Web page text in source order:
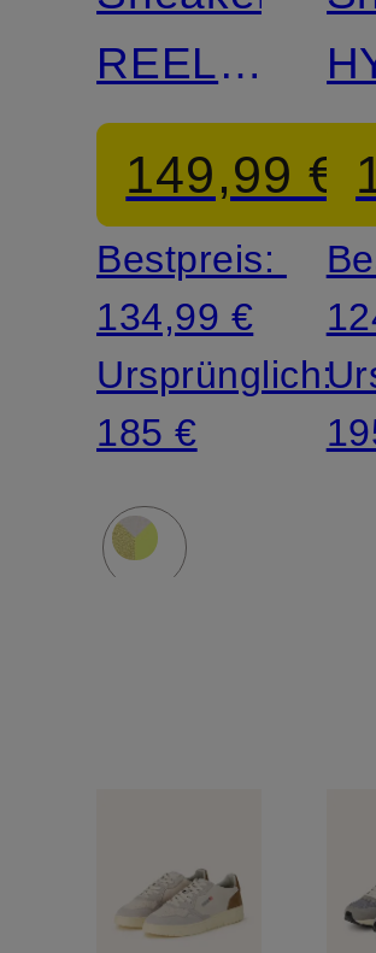
REELWIND
LOW
149,99 €
Bestpreis:
134,99 €
Ursprünglich:
185 €